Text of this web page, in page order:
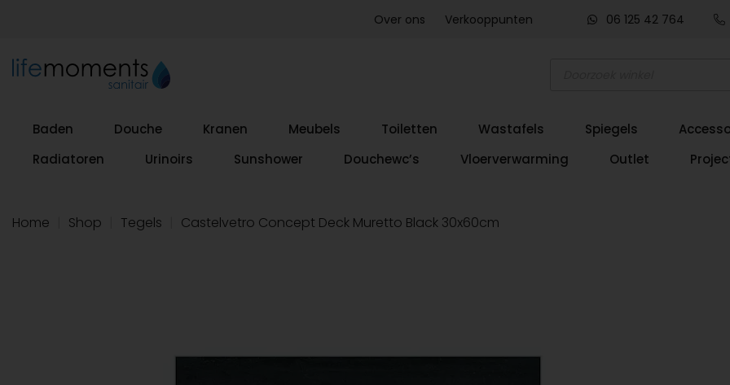
06 125 42 764
Over ons Verkooppunten
Baden Douche Kranen Meubels Toiletten Wastafels Spiegels
Radiatoren
Urinoirs Sunshower Douchewc’s Vloerverwarming Outlet
Home Shop Tegels Castelvetro Concept Deck Muretto Black 30x60cm